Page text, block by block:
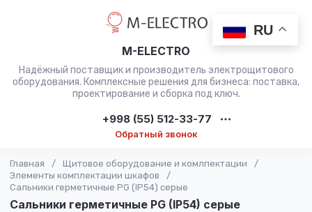
RU
M-ELECTRO
Надёжный поставщик и производитель электрощитового
оборудования. Комплексные решения для бизнеса: поставка,
проектирование и сборка под ключ.
+998 (55) 512-33-77
Обратный звонок
Главная / Щитовое оборудование и комлпектации
/
Элементы комплектации шкафов
/
Сальники герметичные PG (IP54) серые
Сальники герметичные PG (IP54) серые